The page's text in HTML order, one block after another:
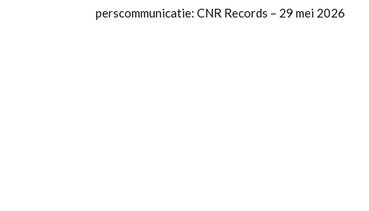
perscommunicatie: CNR Records – 29 mei 2026